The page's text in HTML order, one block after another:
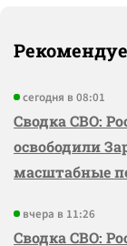
сегодня в 08:01
Сводка СВО:
освободили
масштабные
вчера в 11:26
Сводка СВО: